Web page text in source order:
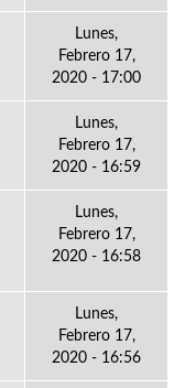
Lunes,
Febrero 17,
2020 - 17:00
Lunes,
Febrero 17,
2020 - 16:59
Lunes,
Febrero 17,
2020 - 16:58
Lunes,
Febrero 17,
2020 - 16:56